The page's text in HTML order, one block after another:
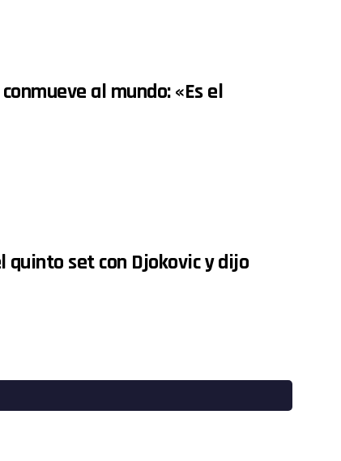
al mundo: «Es el
quinto set con Djokovic y dijo